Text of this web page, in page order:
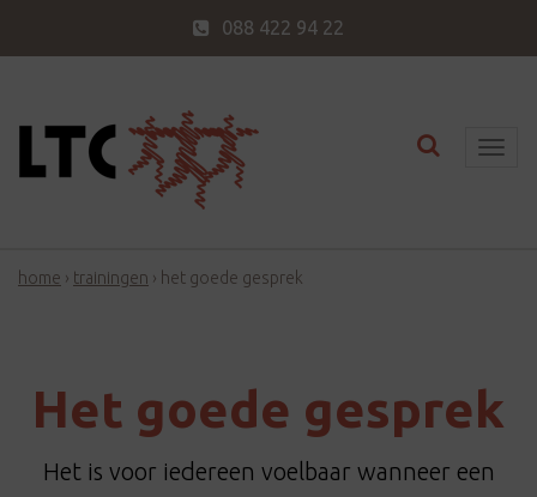
088 422 94 22
T
v
g
Toggle
home › trainingen › het goede gesprek
Het goede gesprek
Het is voor iedereen voelbaar wanneer een